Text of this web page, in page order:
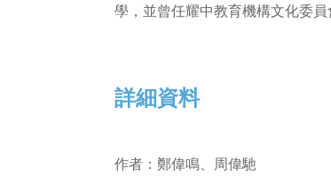
學，並曾任耀中教育機構文化委員
詳細資料
作者 ： 鄭偉鳴、周偉馳